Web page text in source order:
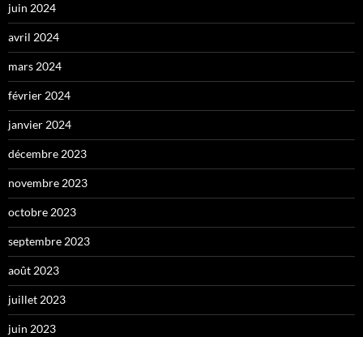
juin 2024
avril 2024
mars 2024
février 2024
janvier 2024
décembre 2023
novembre 2023
octobre 2023
septembre 2023
août 2023
juillet 2023
juin 2023